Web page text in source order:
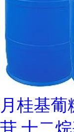
月桂基
苷 十二